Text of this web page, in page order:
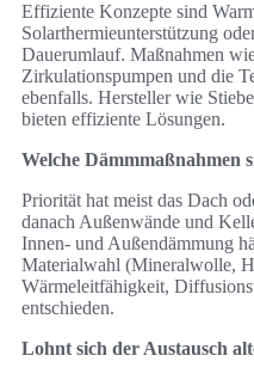
Effiziente Konzepte sind
Solarthermieunterstützung
Dauerumlauf. Maßnahmen
Zirkulationspumpen und die
ebenfalls. Hersteller wie
bieten effiziente Lösungen.
Welche Dämmmaßnahmen
Priorität hat meist das Dach
danach Außenwände und
Innen- und Außendämmung
Materialwahl (Mineralwolle,
Wärmeleitfähigkeit,
entschieden.
Lohnt sich der Austausch